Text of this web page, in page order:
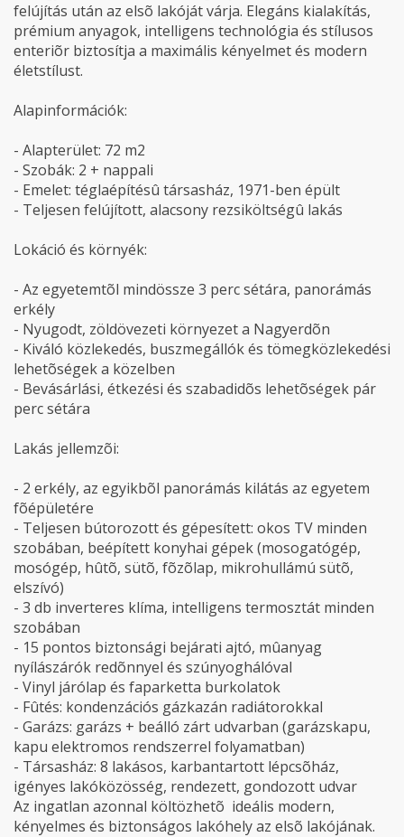
felújítás után az elsõ lakóját várja. Elegáns kialakítás,
prémium anyagok, intelligens technológia és stílusos
enteriõr biztosítja a maximális kényelmet és modern
életstílust.
Alapinformációk:
- Alapterület: 72 m2
- Szobák: 2 + nappali
- Emelet: téglaépítésû társasház, 1971-ben épült
- Teljesen felújított, alacsony rezsiköltségû lakás
Lokáció és környék:
- Az egyetemtõl mindössze 3 perc sétára, panorámás
erkély
- Nyugodt, zöldövezeti környezet a Nagyerdõn
- Kiváló közlekedés, buszmegállók és tömegközlekedési
lehetõségek a közelben
- Bevásárlási, étkezési és szabadidõs lehetõségek pár
perc sétára
Lakás jellemzõi:
- 2 erkély, az egyikbõl panorámás kilátás az egyetem
fõépületére
- Teljesen bútorozott és gépesített: okos TV minden
szobában, beépített konyhai gépek (mosogatógép,
mosógép, hûtõ, sütõ, fõzõlap, mikrohullámú sütõ,
elszívó)
- 3 db inverteres klíma, intelligens termosztát minden
szobában
- 15 pontos biztonsági bejárati ajtó, mûanyag
nyílászárók redõnnyel és szúnyoghálóval
- Vinyl járólap és faparketta burkolatok
- Fûtés: kondenzációs gázkazán radiátorokkal
- Garázs: garázs + beálló zárt udvarban (garázskapu,
kapu elektromos rendszerrel folyamatban)
- Társasház: 8 lakásos, karbantartott lépcsõház,
igényes lakóközösség, rendezett, gondozott udvar
Az ingatlan azonnal költözhetõ  ideális modern,
kényelmes és biztonságos lakóhely az elsõ lakójának.